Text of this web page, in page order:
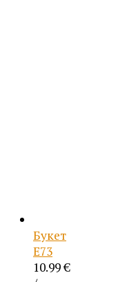
Букет
Е73
10.99€